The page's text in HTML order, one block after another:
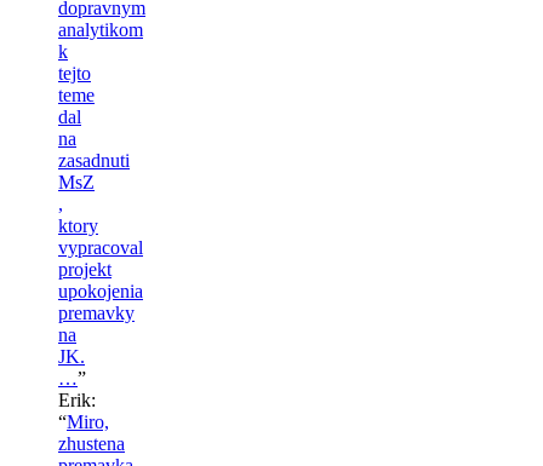
dopravnym
analytikom
k
tejto
teme
dal
na
zasadnuti
MsZ
,
ktory
vypracoval
projekt
upokojenia
premavky
na
JK.
…”
Erik:
“Miro,
zhustena